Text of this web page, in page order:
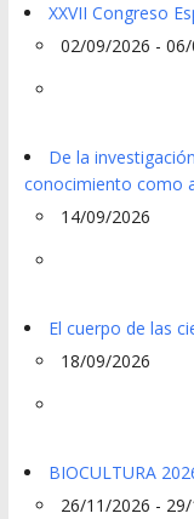
XXVII Congreso
02/09/2026 -
De la
conocimiento como
14/09/2026
El cuerpo de las
18/09/2026
BIOCULTURA
26/11/2026 -